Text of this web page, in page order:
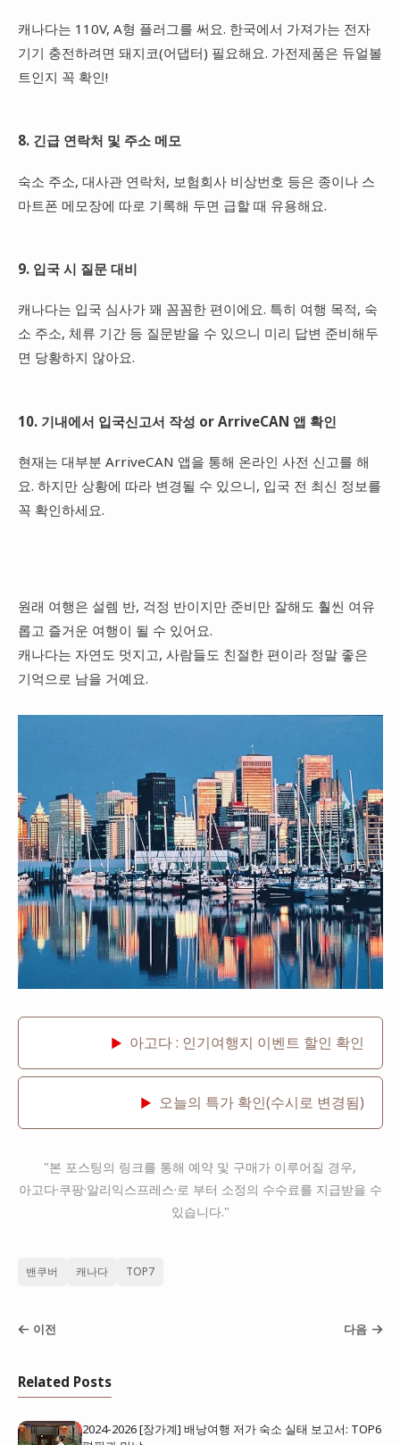
캐나다는 110V, A형 플러그를 써요. 한국에서 가져가는 전자
기기 충전하려면 돼지코(어댑터) 필요해요. 가전제품은 듀얼볼
트인지 꼭 확인!
8. 긴급 연락처 및 주소 메모
숙소 주소, 대사관 연락처, 보험회사 비상번호 등은 종이나 스
마트폰 메모장에 따로 기록해 두면 급할 때 유용해요.
9. 입국 시 질문 대비
캐나다는 입국 심사가 꽤 꼼꼼한 편이에요. 특히 여행 목적, 숙
소 주소, 체류 기간 등 질문받을 수 있으니 미리 답변 준비해두
면 당황하지 않아요.
10. 기내에서 입국신고서 작성 or ArriveCAN 앱 확인
현재는 대부분 ArriveCAN 앱을 통해 온라인 사전 신고를 해
요. 하지만 상황에 따라 변경될 수 있으니, 입국 전 최신 정보를
꼭 확인하세요.
원래 여행은 설렘 반, 걱정 반이지만 준비만 잘해도 훨씬 여유
롭고 즐거운 여행이 될 수 있어요.
캐나다는 자연도 멋지고, 사람들도 친절한 편이라 정말 좋은
기억으로 남을 거예요.
▶ 아고다 : 인기여행지 이벤트 할인 확인
▶ 오늘의 특가 확인(수시로 변경됨)
"본 포스팅의 링크를 통해 예약 및 구매가 이루어질 경우,
아고다·쿠팡·알리익스프레스·로 부터 소정의 수수료를 지급받을 수
있습니다."
밴쿠버 캐나다 TOP7
이전 다음
Related Posts
2024-2026 [장가계] 배낭여행 저가 숙소 실태 보고서: TOP6